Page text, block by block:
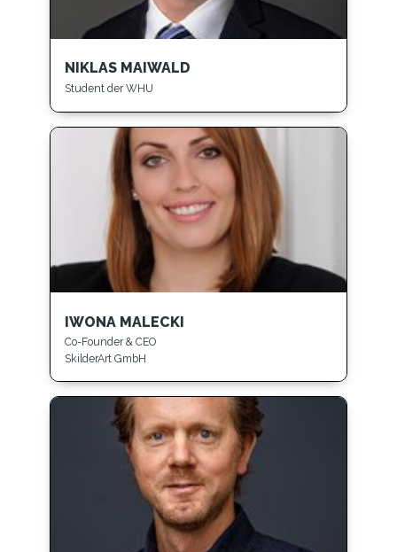
NIKLAS MAIWALD
Student der WHU
IWONA MALECKI
Co-Founder & CEO
SkilderArt GmbH